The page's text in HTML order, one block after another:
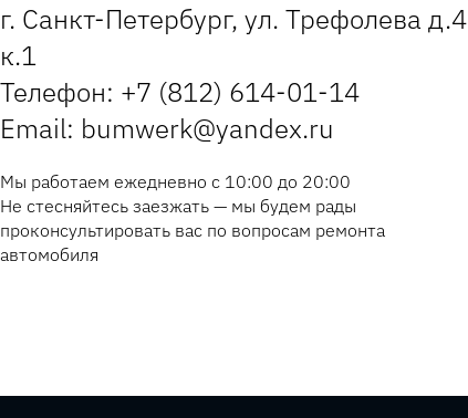
г. Санкт-Петербург, ул. Трефолева д.4
к.1
Телефон: +7 (812) 614-01-14
Email: bumwerk@yandex.ru
Мы работаем ежедневно с 10:00 до 20:00
Не стесняйтесь заезжать — мы будем рады
проконсультировать вас по вопросам ремонта
автомобиля